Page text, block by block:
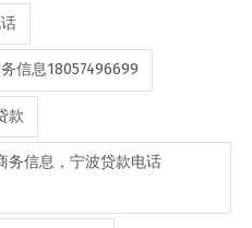
信息18057496699
款
务信息，宁波贷款电话